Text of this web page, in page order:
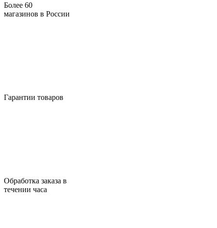
Более 60
магазинов в России
Гарантии товаров
Обработка заказа в
течении часа